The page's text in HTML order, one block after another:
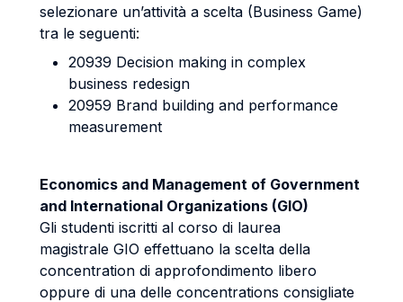
selezionare un’attività a scelta (Business Game)
tra le seguenti:
20939 Decision making in complex
business redesign
20959 Brand building and performance
measurement
Economics and Management of Government
and International Organizations (GIO)
Gli studenti iscritti al corso di laurea
magistrale GIO effettuano la scelta della
concentration di approfondimento libero
oppure di una delle concentrations consigliate